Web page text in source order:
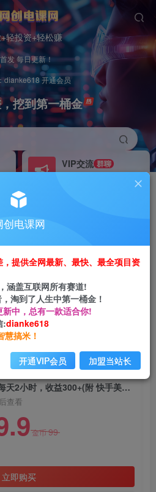
轻投资+轻松赚
发 每日更新！
dianke618 开通会员
挖到第一桶金
VIP交流 群聊
研究探讨更多创业项目路子。
搭建同款网站，自己当老板
每天2小时，收益300+
瓜渠道)
1722 158
吃瓜项目之不要脸玩法，每天2小时，收益300+(附 快手美女号引流+吃瓜渠道)
查看
金币99
立即购买
创电课网
提供全网最新、最快、最全项目资
涵盖互联网所有赛道!
淘到了人生中第一桶金！
中，总有一款适合你!
:dianke618
慧搞米！
开通VIP会员 加盟当站长